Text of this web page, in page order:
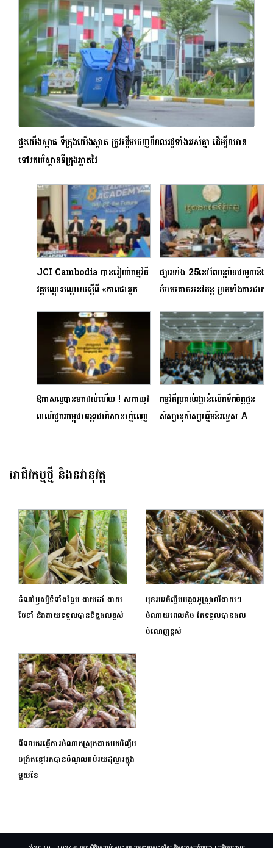
ផ្ទះយើងស្អាត ទីក្រុងយើងស្អាត ត្រូវផ្តើមចេញពីពលរដ្ឋទាំងអស់គ្នា ដើម្បីឈាន
ទៅរកបរិស្ថានទីក្រុងឆ្លាតវៃ
JCI Cambodia បានរៀបចំកម្មវិធី
វគ្គបណ្តុះបណ្តាលស្តីពី «ភាពជាអ្នក
ផ្សារទាំង 25នៅតែបន្តបិទជាមួយនឹង
បំរាមគោចរនៅបន្ត ព្រមទាំងការផាក
ឱកាសល្អបានមកដល់ហើយ ! សភាយុវ
ពាណិជ្ជករកម្ពុជាអន្តរជាតិសាខាភ្នំពេញ
Square and Business
Exhibition) ក្រោមប្រធានបទ
របស់សហគ្រាសធុនតូច និងមធ្យមប្រចាំ
ឆ្នាំ២០២៣»
កម្មវិធីប្រគល់រង្វាន់លើកទឹកចិត្តជូន
សិស្សានុសិស្សឆ្នើមនិរទ្ទេស A
អាជីវកម្មថ្មី និងនវានុវត្ត
ដំណាំឫស្សីទំពាំងផ្អែម ងាយដាំ ងាយ
ថែទាំ និងងាយទទួលបានទិន្នផលខ្ពស់
មុខរបរចិញ្ចឹមបង្កងអូស្ត្រាលីងាយៗ
ចំណាយពេលតិច តែទទួលបានផល
ចំណេញខ្ពស់
ពីពលករធ្វើការចំណាកស្រុកងាកមកចិញ្ចឹម
ចង្រិតខ្មៅរកបានចំណូលរាប់រយដុល្លារក្នុង
មួយខែ